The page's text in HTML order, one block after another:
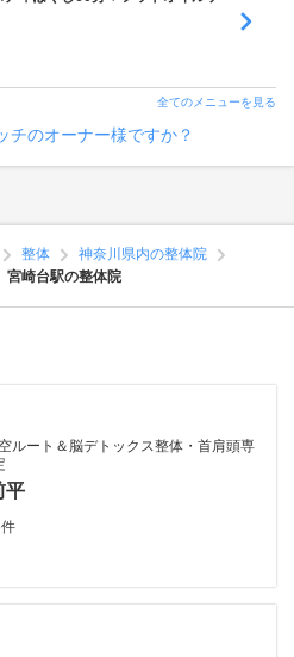
全てのメニューを見る
チのオーナー様ですか？
整体
神奈川県内の整体院
宮崎台駅の整体院
ルート＆脳デトックス整体・首肩頭専
平